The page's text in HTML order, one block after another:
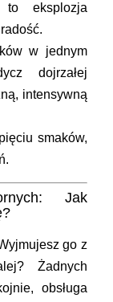
eksplozja
w jednym
dojrzałej
intensywną
smaków,
Jak
go z
Żadnych
obsługa